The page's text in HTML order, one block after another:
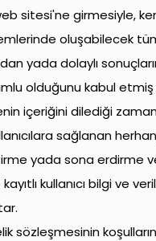
sitesi'ne girmesiyle,
oluşabilecek
yada dolaylı
olduğunu kabul etmiş
içeriğini dilediği
sağlanan
yada sona erdirme
kullanıcı bilgi ve
sözleşmesinin